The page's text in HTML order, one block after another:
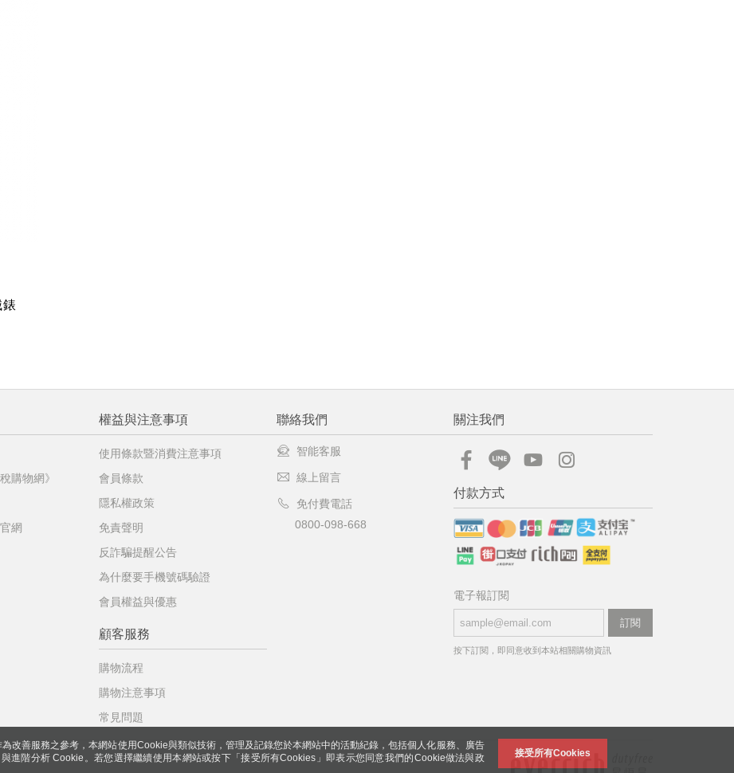
改善服務之參考，本網站使用Cookie與類似技術，管理及記錄您於本網站中的活動紀錄，包括個人化服務、廣告
進階分析 Cookie。若您選擇繼續使用本網站或按下「接受所有Cookies」即表示您同意我們的Cookie做法與政
接受所有Cookies
購物網》
網
權益與注意事項
使用條款暨消費注意事項
會員條款
隱私權政策
免責聲明
反詐騙提醒公告
為什麼要手機號碼驗證
會員權益與優惠
顧客服務
購物流程
購物注意事項
常見問題
聯絡我們
智能客服
線上留言
免付費電話
0800-098-668
關注我們
付款方式
電子報訂閱
訂閱
按下訂閱，即同意收到本站相關購物資訊